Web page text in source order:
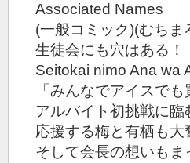
Associated Names
(一般コミック)(むち
生徒会にも穴はある！
Seitokai nimo Ana wa
「みんなでアイスでも
アルバイト初挑戦に臨
応援する梅と有栖も大
そして会長の想いもま